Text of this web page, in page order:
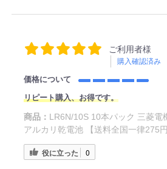
ご利用者様
購入確認済み
価格について
リピート購入、お得です。
商品： LR6N/10S 10本パック 三菱電
アルカリ乾電池 【送料全国一律275円
役に立った 0